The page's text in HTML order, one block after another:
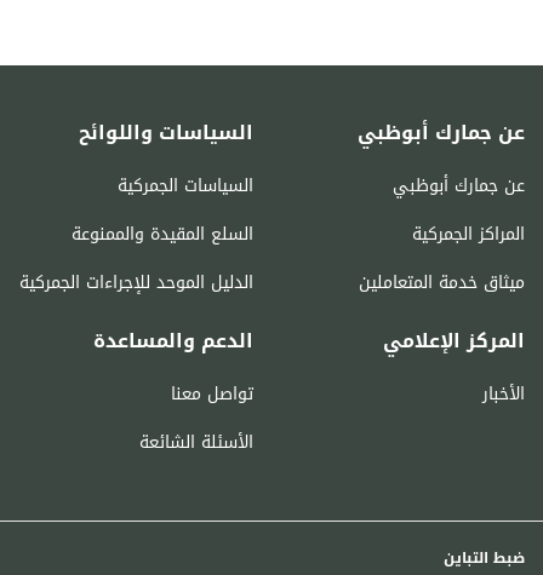
عن جمارك أبوظبي
عن جمارك أبوظبي
المراكز الجمركية
ميثاق خدمة المتعاملين
السياسات واللوائح
السياسات الجمركية
السلع المقيدة والممنوعة
الدليل الموحد للإجراءات الجمركية
المركز الإعلامي
الأخبار
الدعم والمساعدة
تواصل معنا
الأسئلة الشائعة
ضبط التباين